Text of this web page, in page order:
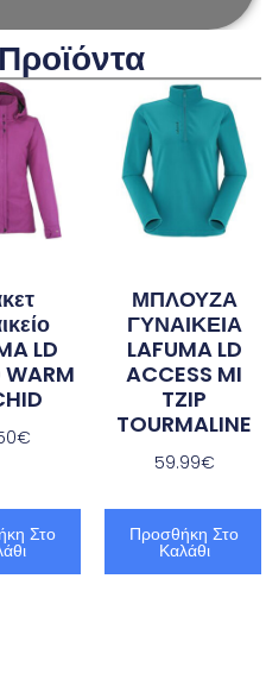
LD
WARM
€
Στο
ΜΠΛΟΥΖΑ
ΓΥΝΑΙΚΕΙΑ
LAFUMA LD
ACCESS MI
TZIP
TOURMALINE
59.99€
Προσθήκη Στο
Καλάθι